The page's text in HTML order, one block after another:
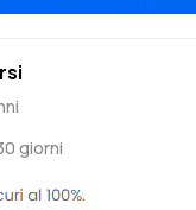
giorni